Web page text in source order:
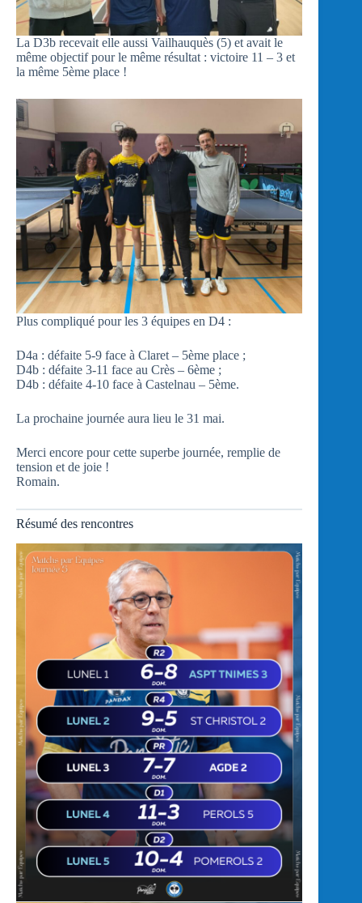
La D3b recevait elle aussi Vailhauquès (5) et avait le
même objectif pour le même résultat : victoire 11 – 3 et
la même 5ème place !
Plus compliqué pour les 3 équipes en D4 :
D4a : défaite 5-9 face à Claret – 5ème place ;
D4b : défaite 3-11 face au Crès – 6ème ;
D4b : défaite 4-10 face à Castelnau – 5ème.
La prochaine journée aura lieu le 31 mai.
Merci encore pour cette superbe journée, remplie de
tension et de joie !
Romain.
Résumé des rencontres